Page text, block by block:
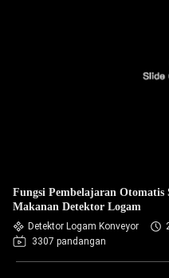
Fungsi Pembelajaran Otomatis
Makanan Detektor Logam
Detektor Logam Konveyor
3307 pandangan